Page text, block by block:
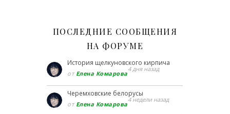
ПОСЛЕДНИЕ СООБЩЕНИЯ
НА ФОРУМЕ
История щелкуновского кирпича
от Елена Комарова
4 дня назад
Черемховские белорусы
от Елена Комарова
4 недели назад